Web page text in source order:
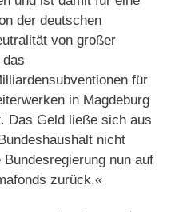
der deutschen
von großer
das
für
in Magdeburg
Das Geld ließe sich aus
nicht
nun auf
zurück.«